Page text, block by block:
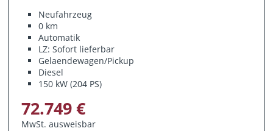
Neufahrzeug
0 km
Automatik
LZ: Sofort lieferbar
Gelaendewagen/Pickup
Diesel
150 kW (204 PS)
72.749 €
MwSt. ausweisbar